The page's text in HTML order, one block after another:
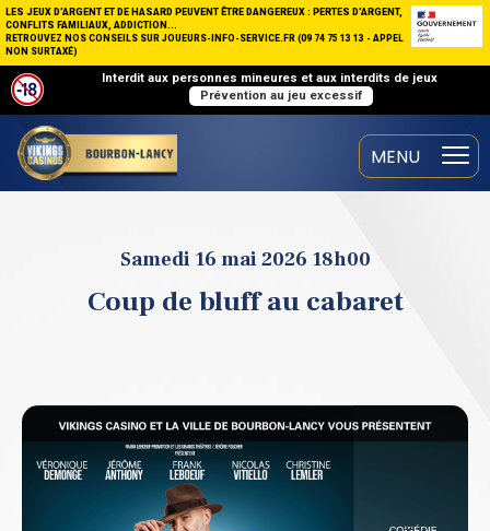
LES JEUX D’ARGENT ET DE HASARD PEUVENT ÊTRE DANGEREUX : PERTES D’ARGENT,
CONFLITS FAMILIAUX, ADDICTION...
RETROUVEZ NOS CONSEILS SUR JOUEURS-INFO-SERVICE.FR (09 74 75 13 13 - APPEL
NON SURTAXÉ)
Interdit aux personnes mineures et aux interdits de jeux
Prévention au jeu excessif
Samedi 16 mai 2026 18h00
Coup de bluff au cabaret